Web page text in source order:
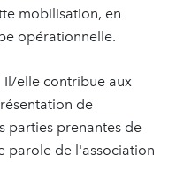
mobilisation, en
opérationnelle.
Il/elle contribue aux
de
parties prenantes de
parole de l'association